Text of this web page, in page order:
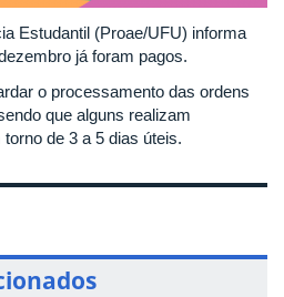
Estudantil (Proae/UFU) informa
já foram pagos.
o processamento das ordens
que alguns realizam
de 3 a 5 dias úteis.